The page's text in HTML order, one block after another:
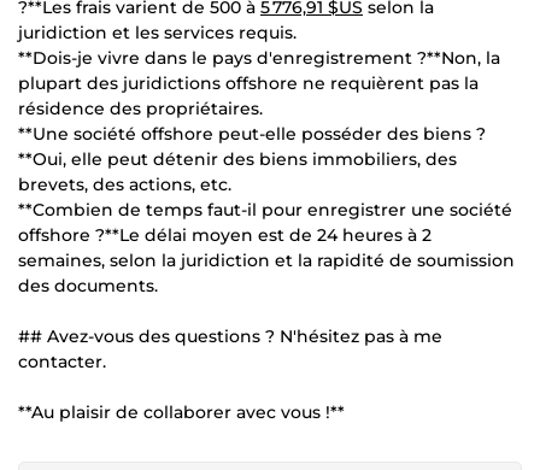
?**Les frais varient de 500 à 5 776,91 $US selon la
juridiction et les services requis.
**Dois-je vivre dans le pays d'enregistrement ?**Non, la
plupart des juridictions offshore ne requièrent pas la
résidence des propriétaires.
**Une société offshore peut-elle posséder des biens ?
**Oui, elle peut détenir des biens immobiliers, des
brevets, des actions, etc.
**Combien de temps faut-il pour enregistrer une société
offshore ?**Le délai moyen est de 24 heures à 2
semaines, selon la juridiction et la rapidité de soumission
des documents.
## Avez-vous des questions ? N'hésitez pas à me
contacter.
**Au plaisir de collaborer avec vous !**